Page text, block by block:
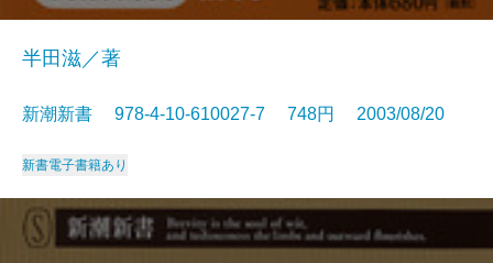
半田滋／著
新潮新書 978-4-10-610027-7 748円 2003/08/20
新書電子書籍あり